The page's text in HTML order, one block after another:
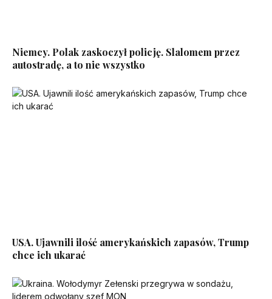
Niemcy. Polak zaskoczył policję. Slalomem przez
autostradę, a to nie wszystko
USA. Ujawnili ilość amerykańskich zapasów, Trump
chce ich ukarać